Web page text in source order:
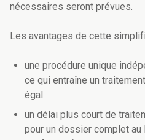
nécessaires seront prévues.
Les avantages de cette
une procédure unique
ce qui entraîne un
égal
un délai plus court de
pour un dossier complet au